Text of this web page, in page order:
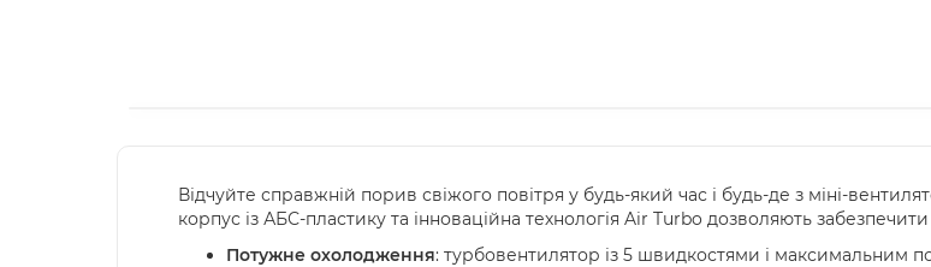
Відчуйте справжній порив свіжого повітря у будь-який час і будь-де з міні-
корпус із АБС-пластику та інноваційна технологія Air Turbo дозволяють
Потужне охолодження: турбовентилятор із 5 швидкостями і максимальним